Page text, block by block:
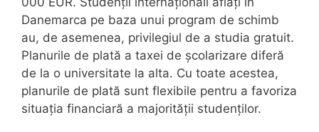
Danemarca pe baza unui program de schimb
au, de asemenea, privilegiul de a studia gratuit.
Planurile de plată a taxei de școlarizare diferă
de la o universitate la alta. Cu toate acestea,
planurile de plată sunt flexibile pentru a favoriza
situația financiară a majorității studenților.